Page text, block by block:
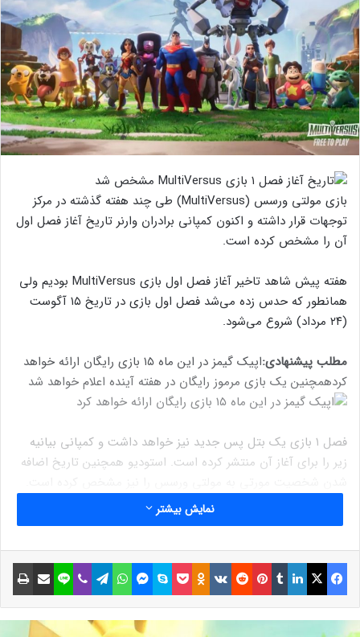
بازی مولتی ورسس (MultiVersus) طی چند هفته گذشته در مرکز
توجهات قرار داشته و اکنون کمپانی برادران وارنر تاریخ آغاز فصل اول
آن را مشخص کرده‌ است.
هفته پیش شاهد تاخیر آغاز فصل اول بازی MultiVersus بودیم ولی
همانطور که حدس زده می‌شد فصل اول بازی در تاریخ ۱۵ آگوست
(۲۴ مرداد) شروع می‌شود.
مطلب پیشنهادی:
اپیک گیمز در این ماه ۱۵ بازی رایگان ارائه خواهد
کردهمچنین یک بازی مرموز رایگان در هفته آینده اعلام خواهد شد
فصل ۱ بازی یک بتل پس جدید نیز خواهد داشت و کمپانی بیانیه
زیر را برای آغاز آن منتشر کرده است. استودیو همچنین تاریخ اضافه
نوشته های مشابه
اولین تصویر رسمی از سریال
Fallout منتشر شد
5 آبان 1401
نمایش بیشتر
فیسبوک ایکس لینکداین تامبلر پینتریست Reddit
VKontakte
Odnoklassniki پاکت اسکایپ مسنجر واتس آپ تلگرام وایبر لاین اشتراک گذاری با ایمیل